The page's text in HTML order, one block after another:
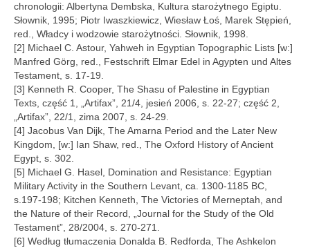
chronologii: Albertyna Dembska, Kultura starożytnego Egiptu.
Słownik, 1995; Piotr Iwaszkiewicz, Wiesław Łoś, Marek Stępień,
red., Władcy i wodzowie starożytności. Słownik, 1998.
[2] Michael C. Astour, Yahweh in Egyptian Topographic Lists [w:]
Manfred Görg, red., Festschrift Elmar Edel in Agypten und Altes
Testament, s. 17-19.
[3] Kenneth R. Cooper, The Shasu of Palestine in Egyptian
Texts, część 1, „Artifax”, 21/4, jesień 2006, s. 22-27; część 2,
„Artifax”, 22/1, zima 2007, s. 24-29.
[4] Jacobus Van Dijk, The Amarna Period and the Later New
Kingdom, [w:] Ian Shaw, red., The Oxford History of Ancient
Egypt, s. 302.
[5] Michael G. Hasel, Domination and Resistance: Egyptian
Military Activity in the Southern Levant, ca. 1300-1185 BC,
s.197-198; Kitchen Kenneth, The Victories of Merneptah, and
the Nature of their Record, „Journal for the Study of the Old
Testament”, 28/2004, s. 270-271.
[6] Według tłumaczenia Donalda B. Redforda, The Ashkelon